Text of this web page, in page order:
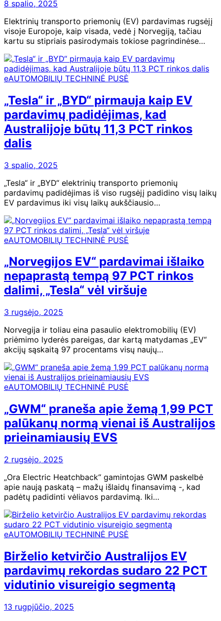
8 spalio, 2025
Elektrinių transporto priemonių (EV) pardavimas rugsėjį
visoje Europoje, kaip visada, vedė į Norvegiją, tačiau
kartu su stipriais pasirodymais tokiose pagrindinėse…
eAUTOMOBILIŲ TECHNINĖ PUSĖ
„Tesla“ ir „BYD“ pirmauja kaip EV
pardavimų padidėjimas, kad
Australijoje būtų 11,3 PCT rinkos
dalis
3 spalio, 2025
„Tesla“ ir „BYD“ elektrinių transporto priemonių
pardavimų padidėjimas iš viso rugsėjį padidino visų laikų
EV pardavimus iki visų laikų aukščiausio…
eAUTOMOBILIŲ TECHNINĖ PUSĖ
„Norvegijos EV“ pardavimai išlaiko
nepaprastą tempą 97 PCT rinkos
dalimi, „Tesla“ vėl viršuje
3 rugsėjo, 2025
Norvegija ir toliau eina pasaulio elektromobilių (EV)
priėmimo lyderės pareigas, dar kartą matydamas „EV“
akcijų sąskaitą 97 procentams visų naujų…
eAUTOMOBILIŲ TECHNINĖ PUSĖ
„GWM“ praneša apie žemą 1,99 PCT
palūkanų normą vienai iš Australijos
prieinamiausių EVS
2 rugsėjo, 2025
„Ora Electric Heatchback“ gamintojas GWM paskelbė
apie naują paskatą – mažų išlaidų finansavimą -, kad
padėtų padidinti vėliavos pardavimą. Iki…
eAUTOMOBILIŲ TECHNINĖ PUSĖ
Birželio ketvirčio Australijos EV
pardavimų rekordas sudaro 22 PCT
vidutinio visureigio segmentą
13 rugpjūčio, 2025